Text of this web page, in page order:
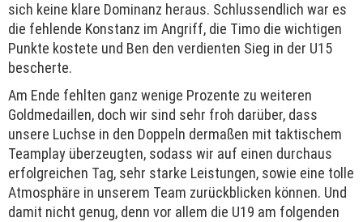
sich keine klare Dominanz heraus. Schlussendlich war es
die fehlende Konstanz im Angriff, die Timo die wichtigen
Punkte kostete und Ben den verdienten Sieg in der U15
bescherte.
Am Ende fehlten ganz wenige Prozente zu weiteren
Goldmedaillen, doch wir sind sehr froh darüber, dass
unsere Luchse in den Doppeln dermaßen mit taktischem
Teamplay überzeugten, sodass wir auf einen durchaus
erfolgreichen Tag, sehr starke Leistungen, sowie eine tolle
Atmosphäre in unserem Team zurückblicken können. Und
damit nicht genug, denn vor allem die U19 am folgenden